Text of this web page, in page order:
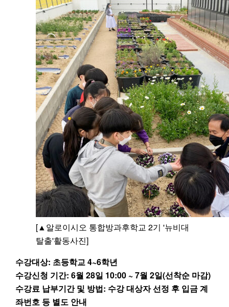
[▲알로이시오 통합방과후학교 2기 '뉴비대
탈출'활동사진]
수강대상: 초등학교 4~6학년
수강신청 기간: 6월 28일 10:00 ~ 7월 2일(선착순 마감)
수강료 납부기간 및 방법: 수강 대상자 선정 후 입금 계
좌번호 등 별도 안내
Partners